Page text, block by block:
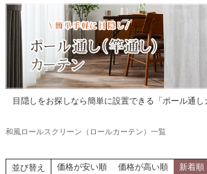
目隠しをお探しなら簡単に設置できる「ポール通
和風ロールスクリーン（ロールカーテン）一覧
並び替え 価格が安い順 価格が高い順 新着順